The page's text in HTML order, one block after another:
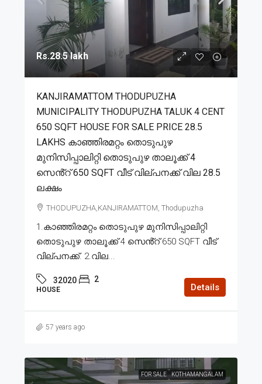
Rs.28.5 lakh
KANJIRAMATTOM THODUPUZHA
MUNICIPALITY THODUPUZHA TALUK 4 CENT
650 SQFT HOUSE FOR SALE PRICE 28.5
LAKHS കാഞ്ഞിരമറ്റം തൊടുപുഴ
മുനിസിപ്പാലിറ്റി തൊടുപുഴ താലൂക്ക് 4
സെൻ്റ് 650 SQFT വീട് വില്പനക്ക് വില 28.5
ലക്ഷം
THODUPUZHA,KANJIRAMATTOM, Thodupuzha
1.കാഞ്ഞിരമറ്റം തൊടുപുഴ മുനിസിപ്പാലിറ്റി
തൊടുപുഴ താലൂക്ക് 4 സെൻ്റ് 650 SQFT വീട്
വില്പനക്ക്. 2.വില...
32020 2
HOUSE Details
57 years ago
FOR SALE KOTHAMANGALAM